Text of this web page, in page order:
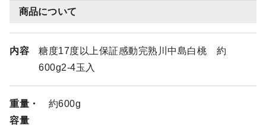
商品について
内容
糖度17度以上保証感動完熟川中島白桃 約
600g2-4玉入
重量・
容量
約600g